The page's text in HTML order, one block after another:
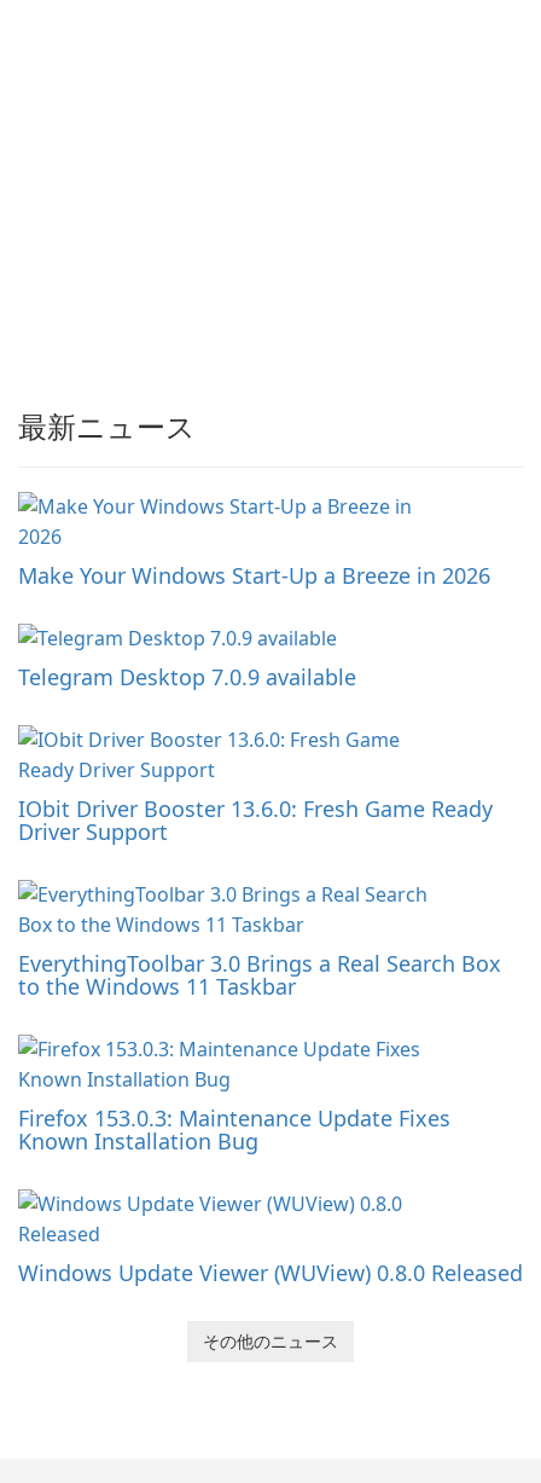
最新ニュース
Make Your Windows Start-Up a Breeze in 2026
Telegram Desktop 7.0.9 available
IObit Driver Booster 13.6.0: Fresh Game Ready
Driver Support
EverythingToolbar 3.0 Brings a Real Search Box
to the Windows 11 Taskbar
Firefox 153.0.3: Maintenance Update Fixes
Known Installation Bug
Windows Update Viewer (WUView) 0.8.0 Released
その他のニュース